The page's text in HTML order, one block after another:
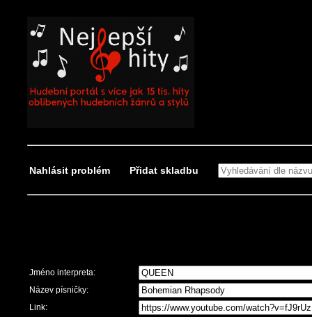
Nahlásit problém Přidat skladbu
Jméno interpreta:
Název písničky:
Link: